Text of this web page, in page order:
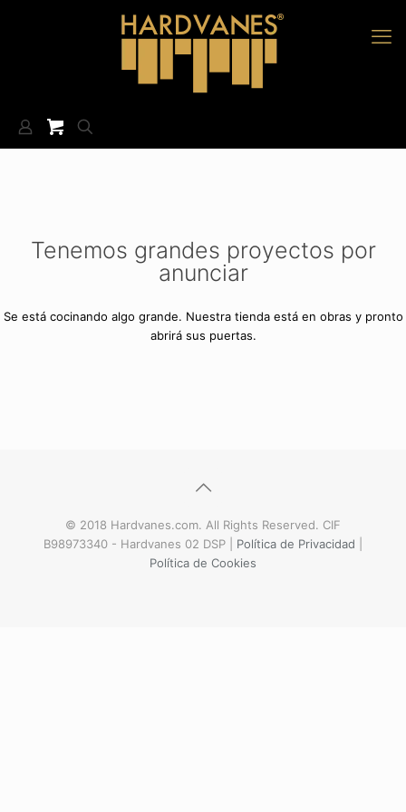
Tenemos grandes proyectos por
anunciar
Se está cocinando algo grande. Nuestra tienda está en obras y pronto
abrirá sus puertas.
© 2018 Hardvanes.com. All Rights Reserved. CIF
B98973340 - Hardvanes 02 DSP | Política de Privacidad
Política de Cookies